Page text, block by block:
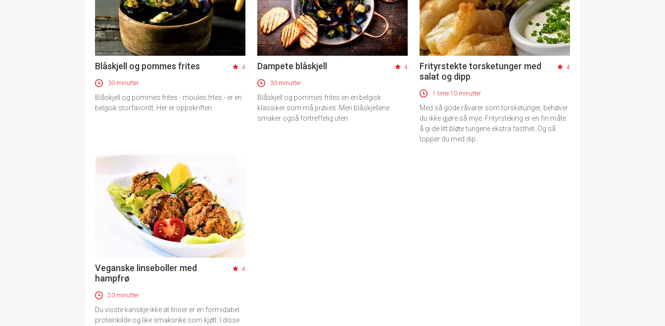
Blåskjell og pommes frites 4
30 minutter
Blåskjell og pommes frites - moules frtes - er en
belgisk storfavoritt. Her er oppskriften.
Dampete blåskjell 4
30 minutter
Blåskjell og pommes frites en en belgisk
klassiker som må prøves. Men blåskjellene
smaker også fortreffelig uten.
Frityrstekte torsketunger med
salat og dipp
4
1 time 10 minutter
Med så gode råvarer som torsketunger, behøver
du ikke gjøre så mye. Frityrsteking er en fin måte
å gi de litt bløte tungene ekstra fasthet. Og så
topper du med dip.
Veganske linseboller med
hampfrø
4
20 minutter
Du visste kanskje ikke at linser er en formidabel
proteinkilde og like smaksrike som kjøtt. I disse